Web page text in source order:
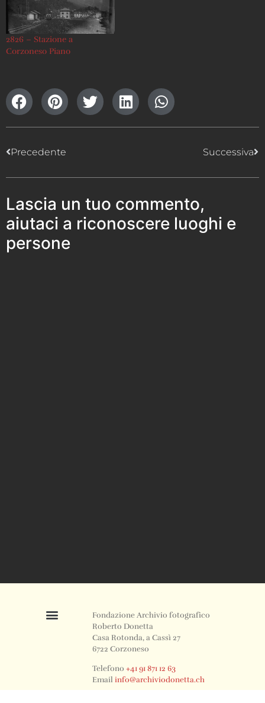
2826 – Stazione a
Corzoneso Piano
Precedente Successiva
Lascia un tuo commento,
aiutaci a riconoscere luoghi e
persone
Fondazione Archivio fotografico
Roberto Donetta
Casa Rotonda, a Cassì 27
6722 Corzoneso
Telefono+41 91 871 12 63
Emailinfo@archiviodonetta.ch